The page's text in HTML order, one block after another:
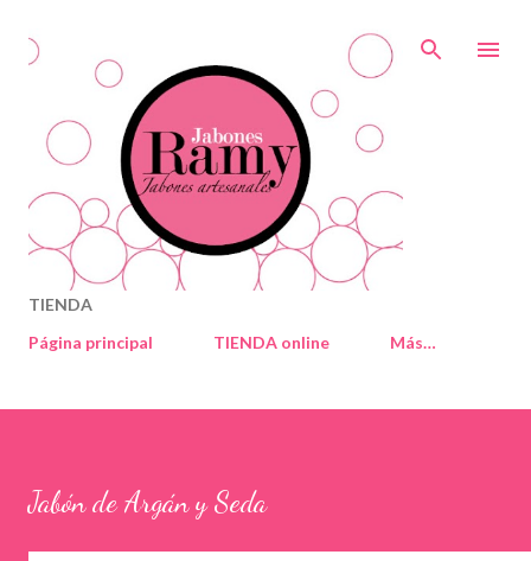
TIENDA
Página principal
TIENDA online Más…
Jabón de Argán y Seda